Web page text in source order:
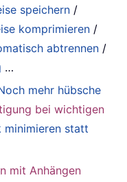
speichern /
komprimieren /
abtrennen /
…
mehr hübsche
bei wichtigen
minimieren statt
mit Anhängen